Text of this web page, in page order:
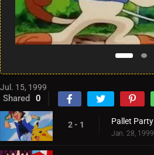
Jul. 15, 1999
Shared 0
2 - 1
Jan. 28, 1999